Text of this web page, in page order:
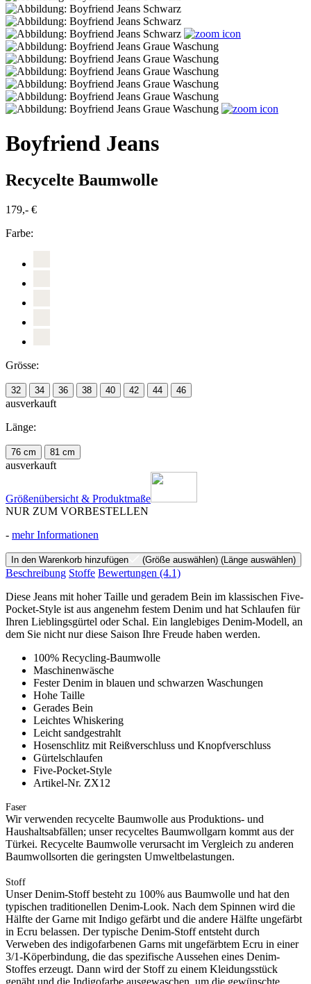
Boyfriend Jeans
Recycelte Baumwolle
179,- €
Farbe:
Grösse:
32 34 36 38 40 42 44 46
ausverkauft
Länge:
76 cm 81 cm
ausverkauft
Größenübersicht & Produktmaße
NUR ZUM VORBESTELLEN
- mehr Informationen
In den Warenkorb hinzufügen (Größe auswählen) (Länge auswählen)
Beschreibung Stoffe Bewertungen (4.1)
Diese Jeans mit hoher Taille und geradem Bein im klassischen Five-
Pocket-Style ist aus angenehm festem Denim und hat Schlaufen für
Ihren Lieblingsgürtel oder Schal. Ein langlebiges Denim-Modell, an
dem Sie nicht nur diese Saison Ihre Freude haben werden.
100% Recycling-Baumwolle
Maschinenwäsche
Fester Denim in blauen und schwarzen Waschungen
Hohe Taille
Gerades Bein
Leichtes Whiskering
Leicht sandgestrahlt
Hosenschlitz mit Reißverschluss und Knopfverschluss
Gürtelschlaufen
Five-Pocket-Style
Artikel-Nr. ZX12
Faser
Wir verwenden recycelte Baumwolle aus Produktions- und
Haushaltsabfällen; unser recyceltes Baumwollgarn kommt aus der
Türkei. Recycelte Baumwolle verursacht im Vergleich zu anderen
Baumwollsorten die geringsten Umweltbelastungen.
Stoff
Unser Denim-Stoff besteht zu 100% aus Baumwolle und hat den
typischen traditionellen Denim-Look. Nach dem Spinnen wird die
Hälfte der Garne mit Indigo gefärbt und die andere Hälfte ungefärbt
in Ecru belassen. Der typische Denim-Stoff entsteht durch
Verweben des indigofarbenen Garns mit ungefärbtem Ecru in einer
3/1-Köperbindung, die das spezifische Aussehen eines Denim-
Stoffes erzeugt. Dann wird der Stoff zu einem Kleidungsstück
genäht und die Indigofarbe ausgewaschen, um die gewünschte